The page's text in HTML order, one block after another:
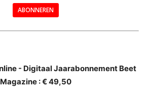
ABONNEREN
- Digitaal Jaarabonnement Beet
Magazine : € 49,50